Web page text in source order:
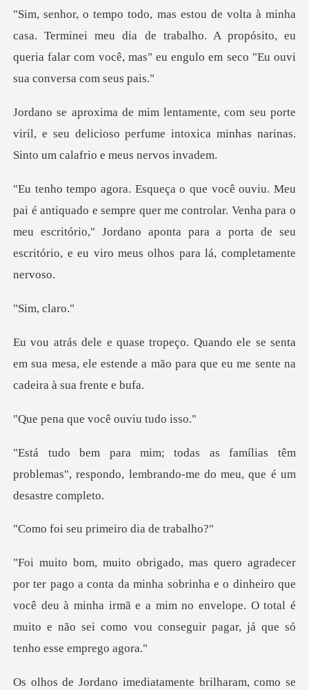
rminei meu dia de trabalho. A propósito, eu
queria falar com vo
rte
viril, e seu delicioso perfume intoxica minha
re quer me controlar. Venha para o
meu escritório," Jordano aponta para a p
, cl
se senta
em sua mesa, ele estende a mão para q
e você ouviu
ias têm
problemas", respondo, lembrando
primeiro dia
ha sobrinha e o dinheiro que
você deu à minha irmã e a mim no envelope. O total
ram, como se